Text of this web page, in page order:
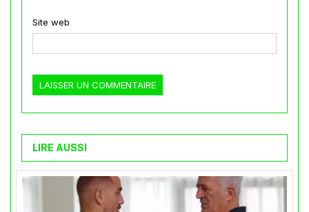
Site web
LIRE AUSSI